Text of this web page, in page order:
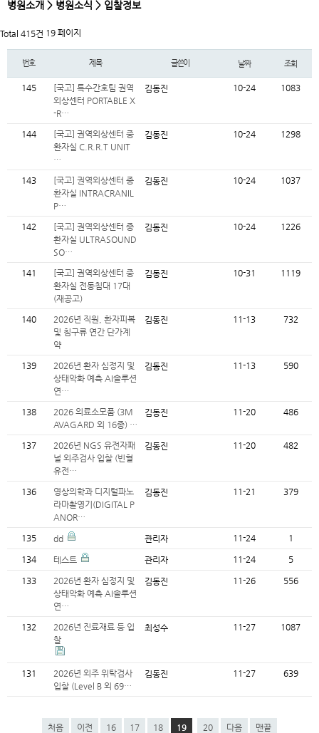
병원소개 > 병원소식 > 입찰정보
Total 415건 19 페이지
번호 제목 글쓴이 날짜 조회
145
[국고] 특수간호팀 권역
외상센터 PORTABLE X
-R…
김동진 10-24 1083
144
[국고] 권역외상센터 중
환자실 C.R.R.T UNIT
…
김동진 10-24 1298
143
[국고] 권역외상센터 중
환자실 INTRACRANIL
P…
김동진 10-24 1037
142
[국고] 권역외상센터 중
환자실 ULTRASOUND
SO…
김동진 10-24 1226
141
[국고] 권역외상센터 중
환자실 전동침대 17대
(재공고)
김동진 10-31 1119
140
2026년 직원, 환자피복
및 침구류 연간 단가계
약
김동진 11-13 732
139
2026년 환자 심정지 및
상태악화 예측 AI솔루션
연…
김동진 11-13 590
138
2026 의료소모품 (3M
AVAGARD 외 16종) …
김동진 11-20 486
137
2026년 NGS 유전자패
널 외주검사 입찰 (빈혈
유전…
김동진 11-20 482
136
영상의학과 디지털파노
라마촬영기(DIGITAL P
ANOR…
김동진 11-21 379
135 dd 관리자 11-24 1
134 테스트 관리자 11-24 5
133
2026년 환자 심정지 및
상태악화 예측 AI솔루션
연…
김동진 11-26 556
132
2026년 진료재료 등 입
찰
최성수 11-27 1087
131
2026년 외주 위탁검사
입찰 (Level B 외 69…
김동진 11-27 639
처음 이전 16 17 18 19 20 다음 맨끝